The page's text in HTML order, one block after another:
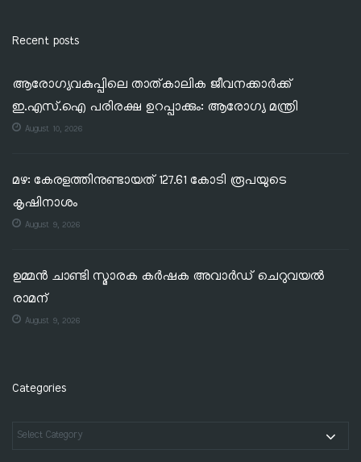
Recent posts
ആരോഗ്യവകുപ്പിലെ താത്കാലിക ജീവനക്കാർക്ക്
ഇ.എസ്.ഐ പരിരക്ഷ ഉറപ്പാക്കും: ആരോഗ്യ മന്ത്രി
August 10, 2026
മഴ: കേരളത്തിനുണ്ടായത് 127.61 കോടി രൂപയുടെ
കൃഷിനാശം
August 9, 2026
ഉമ്മൻ ചാണ്ടി സ്മാരക കർഷക അവാർഡ് ചെറുവയൽ
രാമന്
August 9, 2026
Categories